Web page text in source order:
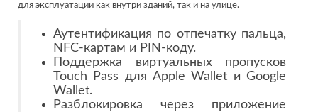
для эксплуатации как внутри зданий, так и на улице.
Аутентификация по отпечатку пальца,
NFC-картам и PIN-коду.
Поддержка виртуальных пропусков
Touch Pass для Apple Wallet и Google
Wallet.
Разблокировка через приложение